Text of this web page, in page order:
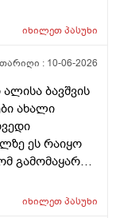
იხილეთპასუხი
თარიღი : 10-06-2026
ბავშვის
ახალი
ეს რაიყო
გამომაყარა
იხილეთპასუხი